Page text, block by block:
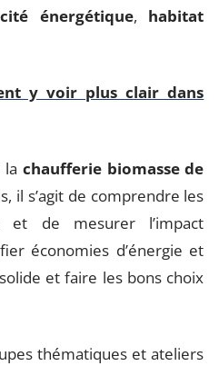
énergétique, habitat
y voir plus clair dans
la chaufferie biomasse de
il s’agit de comprendre les
et de mesurer l’impact
économies d’énergie et
et faire les bons choix
thématiques et ateliers